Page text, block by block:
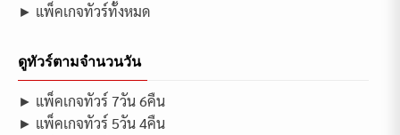
► แพ็คเกจทัวร์ทั้งหมด
ดูทัวร์ตามจำนวนวัน
► แพ็คเกจทัวร์ 7วัน 6คืน
► แพ็คเกจทัวร์ 5วัน 4คืน